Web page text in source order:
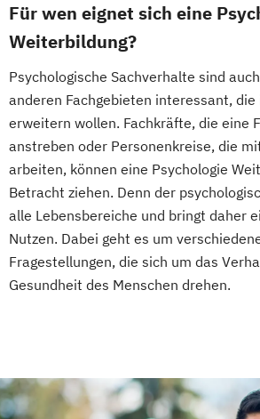
Psychologische/r Berater/-in
zusätzlicher Fachrichtung
Traumafachberater/-in
Für wen eignet sich eine
Weiterbildung?
Psychologische Sachverhalte sind
anderen Fachgebieten interessant,
erweitern wollen. Fachkräfte, die eine
anstreben oder Personenkreise, die
arbeiten, können eine Psychologie
Betracht ziehen. Denn der
alle Lebensbereiche und bringt daher
Nutzen. Dabei geht es um
Fragestellungen, die sich um das
Gesundheit des Menschen drehen.